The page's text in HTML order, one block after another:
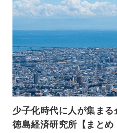
少子化時代に人が集ま
徳島経済研究所【まと